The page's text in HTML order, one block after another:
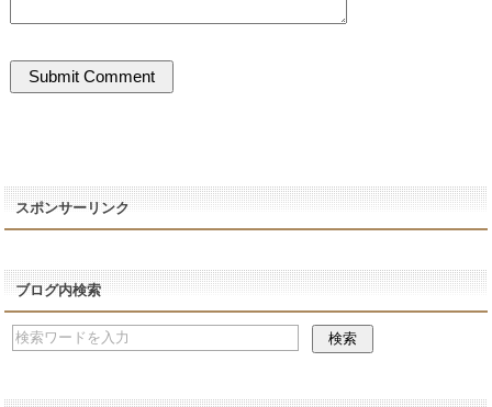
スポンサーリンク
ブログ内検索